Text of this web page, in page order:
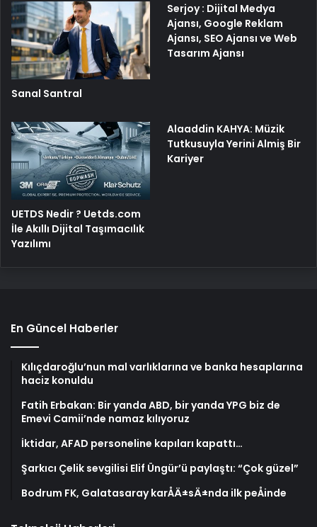
Sanal Santral
Serjoy : Dijital Medya
Ajansı, Google Reklam
Ajansı, SEO Ajansı ve Web
Tasarım Ajansı
UETDS Nedir ? Uetds.com
İle Akıllı Dijital Taşımacılık
Yazılımı
Alaaddin KAHYA: Müzik
Tutkusuyla Yerini Almiş Bir
Kariyer
En Güncel Haberler
Kılıçdaroğlu’nun mal varlıklarına ve banka hesaplarına
haciz konuldu
Fatih Erbakan: Bir yanda ABD, bir yanda YPG biz de
Emevi Camii’nde namaz kılıyoruz
İktidar, AFAD personeline kapıları kapattı…
Şarkıcı Çelik sevgilisi Elif Üngür’ü paylaştı: “Çok güzel”
Bodrum FK, Galatasaray karÅÄ±sÄ±nda ilk peÅinde